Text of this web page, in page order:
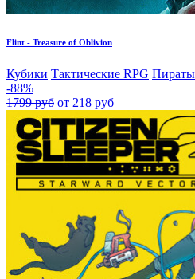
Flint - Treasure of Oblivion
Кубики Тактические RPG Пираты
-88%
1799 руб от 218 руб